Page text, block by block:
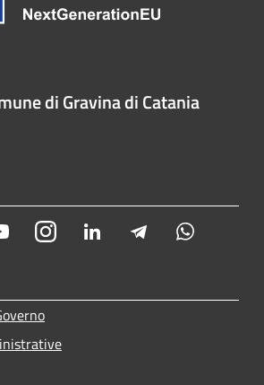
di Gravina di Catania
YoutubeInstagram LinkedIn Telegram